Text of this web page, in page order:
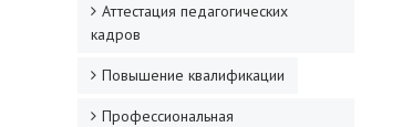
Аттестация педагогических
кадров
Повышение квалификации
Профессиональная